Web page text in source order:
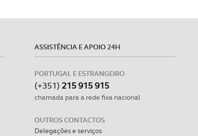
ASSISTÊNCIA E APOIO 24H
PORTUGAL E ESTRANGEIRO
(+351) 215 915 915
chamada para a rede fixa nacional
OUTROS CONTACTOS
Delegações e serviços